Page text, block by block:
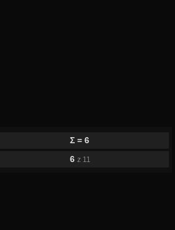
Σ = 6
6 z 11